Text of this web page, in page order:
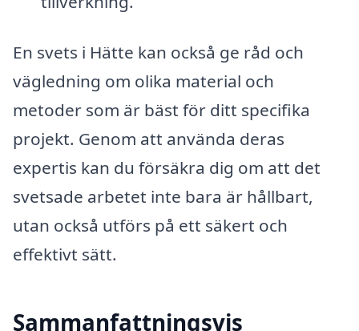
En svets i Hätte kan också ge råd och
vägledning om olika material och
metoder som är bäst för ditt specifika
projekt. Genom att använda deras
expertis kan du försäkra dig om att det
svetsade arbetet inte bara är hållbart,
utan också utförs på ett säkert och
effektivt sätt.
Sammanfattningsvis